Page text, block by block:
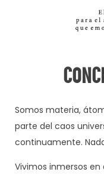
Somos materia,
parte del caos
continuamente.
Vivimos inmersos